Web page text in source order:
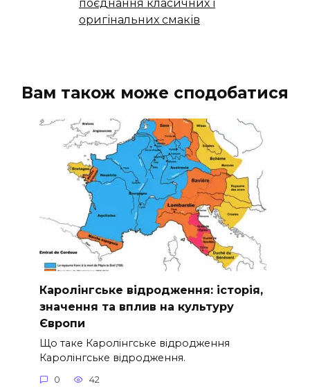
поєднання класичних і
оригінальних смаків
Вам також може сподобатися
Каролінгське відродження: історія,
значення та вплив на культуру
Європи
Що таке Каролінгське відродження
Каролінгське відродження.
0 42